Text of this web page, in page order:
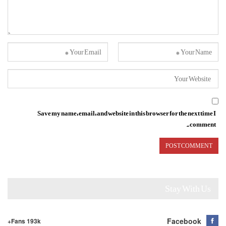
Save my name, email, and website in this browser for the next time I
comment.
Facebook
Fans 193k+